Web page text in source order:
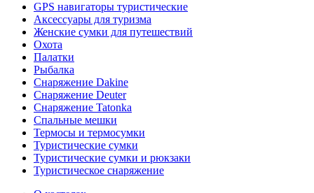
GPS навигаторы туристические
Аксессуары для туризма
Женские сумки для путешествий
Охота
Палатки
Рыбалка
Снаряжение Dakine
Снаряжение Deuter
Снаряжение Tatonka
Спальные мешки
Термосы и термосумки
Туристические сумки
Туристические сумки и рюкзаки
Туристическое снаряжение